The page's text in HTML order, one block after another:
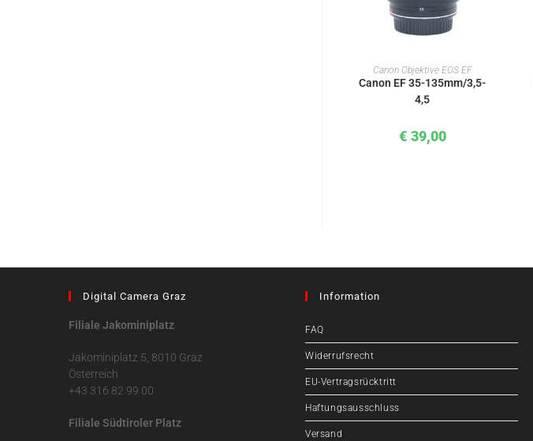
IN DEN WARENKORB
Canon Objektive EOS EF
Canon EF 35-135mm/3,5-
4,5
€ 39,00
Digital Camera Graz
Filiale Jakominiplatz
Jakominiplatz 5, 8010 Graz
Österreich
+43 316 82 99 00
Filiale Südtiroler Platz
Information
FAQ
Widerrufsrecht
EU-Vertragsrücktritt
Haftungsausschluss
Versand